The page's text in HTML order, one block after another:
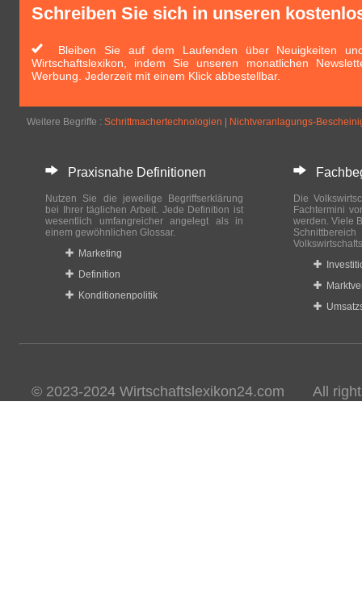
Schreiben Sie sich in unseren
Bleiben Sie auf dem Laufenden über Neuigkeiten
Wirtschaftslexikon, indem Sie unseren monatlichen
Werbung. Jederzeit mit einem Klick abbestellbar.
Weitere Begriffe : Schrittmachertechnologien Nichtveranlagungs-
Praxisnahe Definitionen
Nutzen Sie die jeweilige Begriffserklärung
bei Ihrer täglichen Arbeit. Jede Definition ist
wesentlich umfangreicher angelegt als in
einem gewöhnlichen Glossar.
Marketing
Definition
Konditionenpolitik
Die
Fachtermini
werden. Viele
© 2023-2024 Wirtschaftslexikon24.com All